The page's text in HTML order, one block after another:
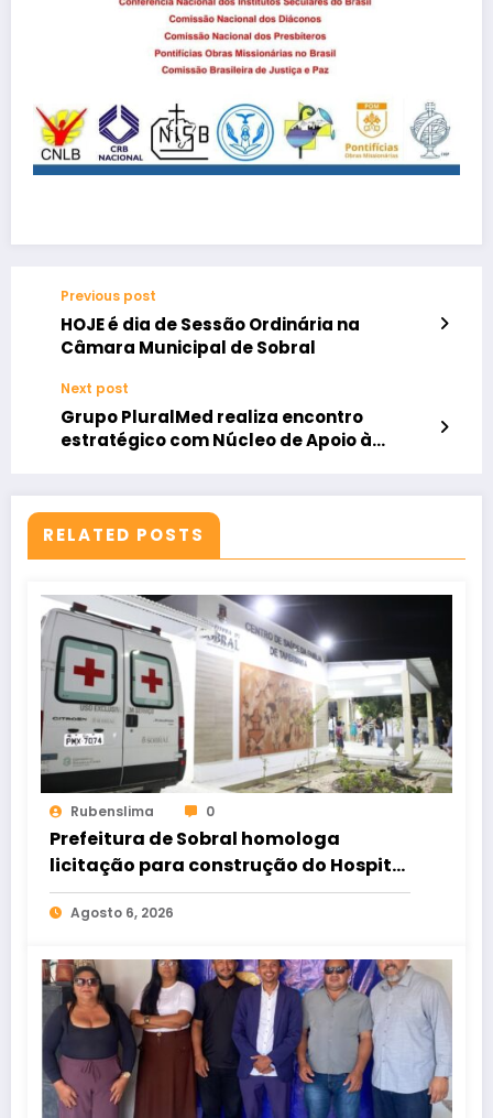
Previous post
HOJE é dia de Sessão Ordinária na
Câmara Municipal de Sobral
Next post
Grupo PluralMed realiza encontro
estratégico com Núcleo de Apoio à
RELATED POSTS
Rubenslima 0
Prefeitura de Sobral homologa
licitação para construção do Hospital
de Taperuaba
Agosto 6, 2026